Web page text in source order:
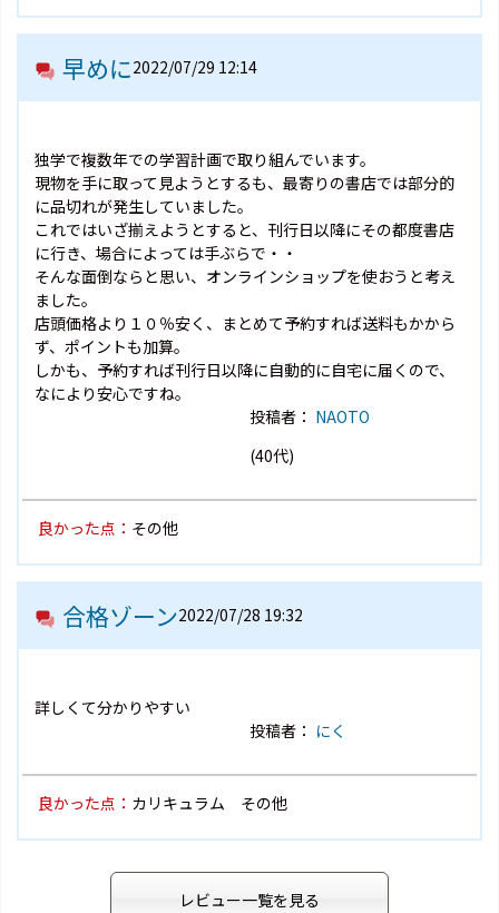
早めに2022/07/29 12:14
独学で複数年での学習計画で取り組んでいます。
現物を手に取って見ようとするも、最寄りの書店では部分的
に品切れが発生していました。
これではいざ揃えようとすると、刊行日以降にその都度書店
に行き、場合によっては手ぶらで・・
そんな面倒ならと思い、オンラインショップを使おうと考え
ました。
店頭価格より１０％安く、まとめて予約すれば送料もかから
ず、ポイントも加算。
しかも、予約すれば刊行日以降に自動的に自宅に届くので、
なにより安心ですね。
投稿者： NAOTO
(40代)
良かった点： その他
合格ゾーン2022/07/28 19:32
詳しくて分かりやすい
投稿者： にく
良かった点： カリキュラム その他
レビュー一覧を見る